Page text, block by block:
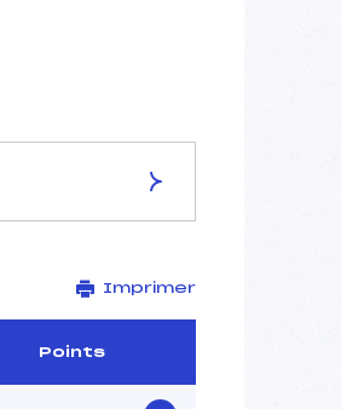
NORDIC PARC
2.8 km
64 m
Imprimer
Points